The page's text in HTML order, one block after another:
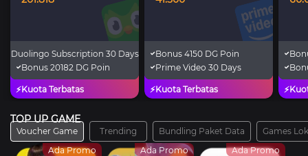
Duolingo Subscription 30 Days
Bonus 20182 DG Poin
⚡Kuota Terbatas
Bonus 4150 DG Poin
Prime Video 30 Days
⚡Kuota Terbatas
TOP UP GAME
Voucher Game Trending Bundling Paket Data Games
Ada Promo Ada Promo Ada Promo